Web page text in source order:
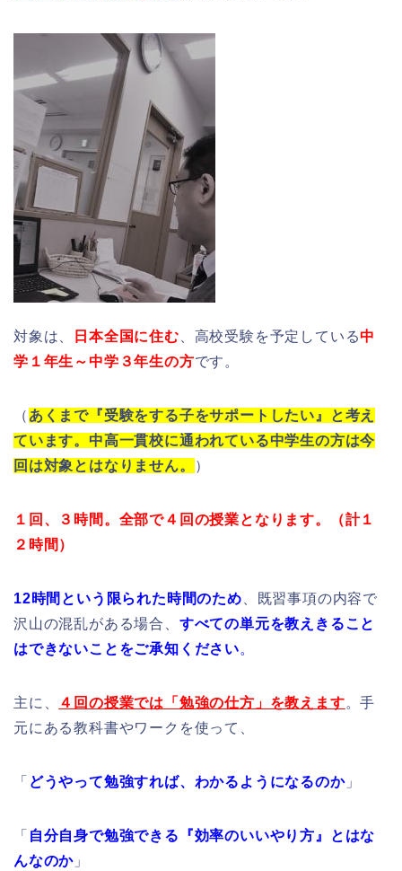
対象は、 日本全国に住む 、高校受験を予定している中
学１年生～中学３年生の方です。
（ あくまで『受験をする子をサポートしたい』と考え
ています。中高一貫校に通われている中学生の方は今
回は対象とはなりません。
）
１回、３時間。全部で４回の授業となります。（計１
２時間）
12時間という限られた時間のため 、既習事項の内容で
沢山の混乱がある場合、 すべての単元を教えきること
はできないことをご承知ください。
主に、 ４回の授業では「勉強の仕方」を教えます。手
元にある教科書やワークを使って、
「 どうやって勉強すれば、わかるようになるのか」
「 自分自身で勉強できる『効率のいいやり方』とはな
んなのか 」